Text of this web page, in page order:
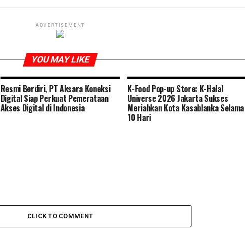
ADVERTISEMENT
YOU MAY LIKE
Resmi Berdiri, PT Aksara Koneksi
Digital Siap Perkuat Pemerataan
Akses Digital di Indonesia
K-Food Pop-up Store: K-Halal
Universe 2026 Jakarta Sukses
Meriahkan Kota Kasablanka Selama
10 Hari
CLICK TO COMMENT